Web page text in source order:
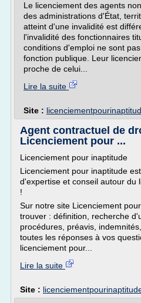
Le licenciement des agents
des administrations d'État,
atteint d'une invalidité est
l'invalidité des fonctionnaires
conditions d'emploi ne sont
fonction publique. Leur
proche de celui...
Lire la suite
Site :
Agent contractuel de
Licenciement pour ...
Licenciement pour inaptitude
Licenciement pour inaptitude
d'expertise et conseil autour du
!
Sur notre site Licenciement
trouver : définition, recherche
procédures, préavis,
toutes les réponses à vos
licenciement pour...
Lire la suite
Site :